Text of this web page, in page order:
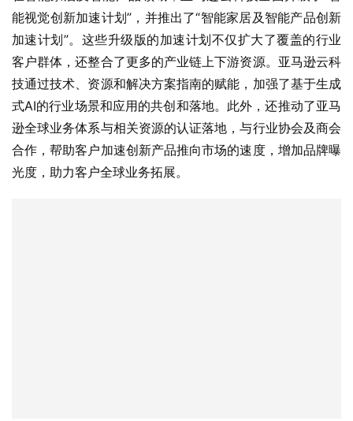
能视觉创新加速计划”，并推出了“智能家居及智能产品创新
加速计划”。这些升级版的加速计划不仅扩大了覆盖的行业
客户群体，还整合了更多的产业链上下游资源。亚马逊云科
技通过技术、资源和解决方案指南的赋能，加强了基于生成
式AI的行业场景和应用的共创和落地。此外，还推动了亚马
逊全球业务体系与相关资源的认证落地，与行业协会及商会
合作，帮助客户加速创新产品推向市场的速度，增加品牌曝
光度，助力客户全球业务拓展。